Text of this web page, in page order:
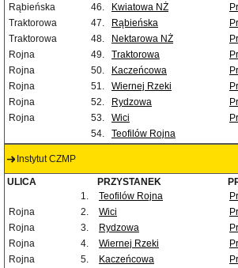
Rąbieńska
46. Kwiatowa NŻ
Traktorowa
47. Rąbieńska
Traktorowa
48. Nektarowa NŻ
Rojna
49. Traktorowa
Rojna
50. Kaczeńcowa
Rojna
51. Wiernej Rzeki
Rojna
52. Rydzowa
Rojna
53. Wici
54.
Teofilów Rojna
Instytut CZMP
ULICA PRZYSTANEK
1.
Teofilów Rojna
Rojna
2. Wici
Rojna
3. Rydzowa
Rojna
4. Wiernej Rzeki
Rojna
5. Kaczeńcowa